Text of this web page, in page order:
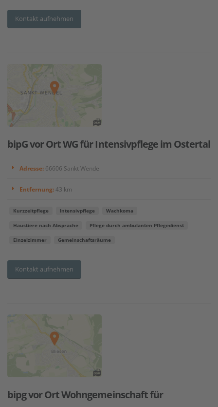
Kontakt aufnehmen
bipG vor Ort WG für Intensivpflege im Ostertal
Adresse: 66606 Sankt Wendel
Entfernung:43 km
Kurzzeitpflege Intensivpflege Wachkoma
Haustiere nach Absprache Pflege durch ambulanten Pflegedienst
Einzelzimmer Gemeinschaftsräume
Kontakt aufnehmen
bipg vor Ort Wohngemeinschaft für